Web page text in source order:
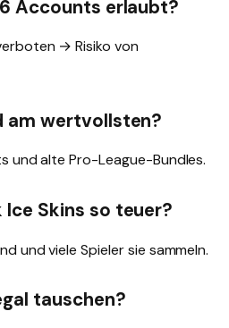
Accounts erlaubt?
→ Risiko von
am wertvollsten?
und alte Pro-League-Bundles.
Skins so teuer?
und viele Spieler sie sammeln.
tauschen?